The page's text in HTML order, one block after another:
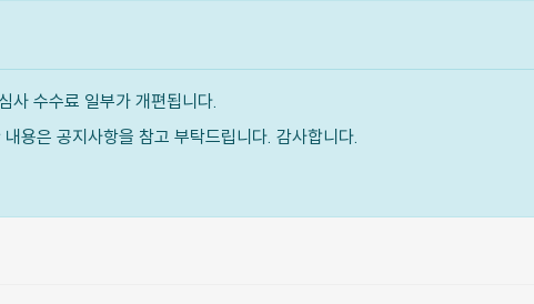
사 수수료 일부가 개편됩니다.
용은 공지사항을 참고 부탁드립니다. 감사합니다.